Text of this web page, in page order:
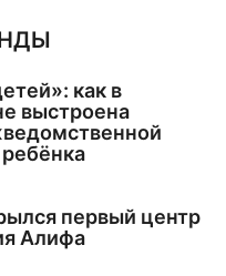
как в
выстроена
первый центр
Алифа